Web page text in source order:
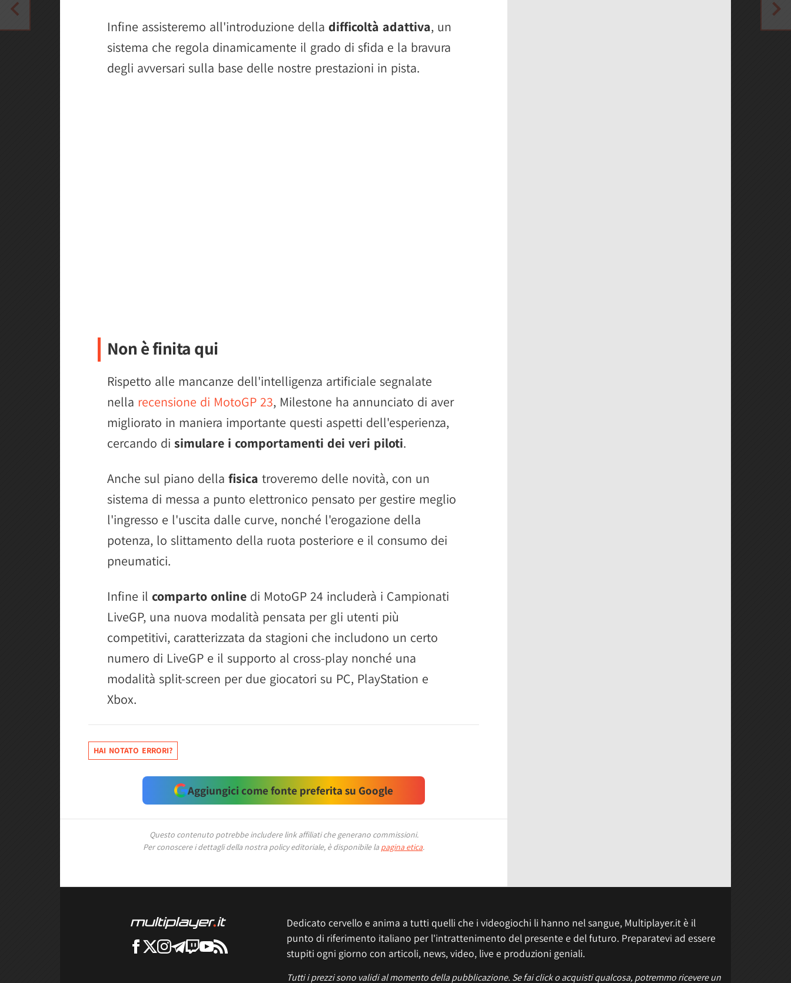
Infine assisteremo all'introduzione della difficoltà adattiva, un
sistema che regola dinamicamente il grado di sfida e la bravura
degli avversari sulla base delle nostre prestazioni in pista.
Non è finita qui
Rispetto alle mancanze dell'intelligenza artificiale segnalate
nella recensione di MotoGP 23, Milestone ha annunciato di aver
migliorato in maniera importante questi aspetti dell'esperienza,
cercando di simulare i comportamenti dei veri piloti.
Anche sul piano della fisica troveremo delle novità, con un
sistema di messa a punto elettronico pensato per gestire meglio
l'ingresso e l'uscita dalle curve, nonché l'erogazione della
potenza, lo slittamento della ruota posteriore e il consumo dei
pneumatici.
Infine il comparto online di MotoGP 24 includerà i Campionati
LiveGP, una nuova modalità pensata per gli utenti più
competitivi, caratterizzata da stagioni che includono un certo
numero di LiveGP e il supporto al cross-play nonché una
modalità split-screen per due giocatori su PC, PlayStation e
Xbox.
HAI NOTATO ERRORI?
Aggiungici come fonte preferita su Google
Questo contenuto potrebbe includere link affiliati che generano commissioni.
Per conoscere i dettagli della nostra policy editoriale, è disponibile la pagina etica.
Dedicato cervello e anima a tutti quelli che i videogiochi li hanno nel sangue, Multiplayer.it è il
punto di riferimento italiano per l'intrattenimento del presente e del futuro. Preparatevi ad essere
stupiti ogni giorno con articoli, news, video, live e produzioni geniali.
Tutti i prezzi sono validi al momento della pubblicazione. Se fai click o acquisti qualcosa, potremmo ricevere un